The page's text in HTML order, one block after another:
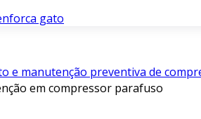
gato
e manutenção preventiva de
em compressor parafuso